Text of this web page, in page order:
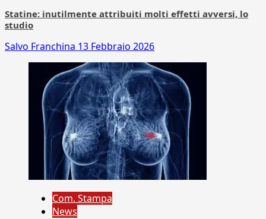
Statine: inutilmente attribuiti molti effetti avversi, lo
studio
Salvo Franchina 13 Febbraio 2026
Com. Stampa
News